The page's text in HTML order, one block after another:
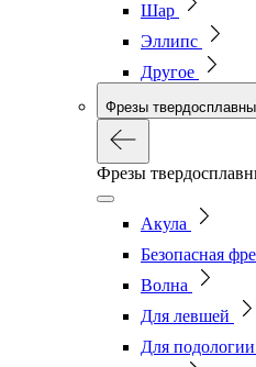
Шар
Эллипс
Другое
Фрезы
Фрезы
Акула
Безопасная
Волна
Для левшей
Для подологии